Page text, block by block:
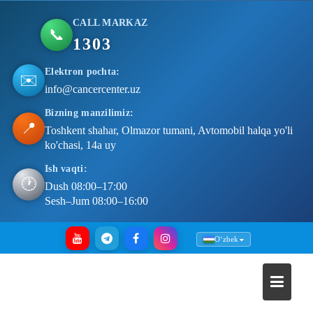
📞
CALL MARKAZ
1303
✉️ Elektron pochta:
info@cancercenter.uz
📍
Bizning manzilimiz:
Toshkent shahar, Olmazor tumani, Avtomobil halqa yo'li
ko'chasi, 14a uy
🕐
Ish vaqti:
Dush 08:00–17:00
Sesh–Jum 08:00–16:00
Oʻzbek